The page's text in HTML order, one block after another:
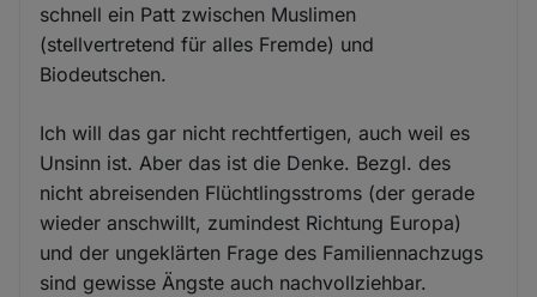
schnell ein Patt zwischen Muslimen
(stellvertretend für alles Fremde) und
Biodeutschen.
Ich will das gar nicht rechtfertigen, auch weil es
Unsinn ist. Aber das ist die Denke. Bezgl. des
nicht abreisenden Flüchtlingsstroms (der gerade
wieder anschwillt, zumindest Richtung Europa)
und der ungeklärten Frage des Familiennachzugs
sind gewisse Ängste auch nachvollziehbar.